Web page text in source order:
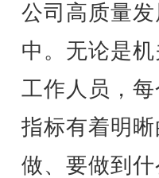
公司高质量
中。无论是
工作人员，
指标有着明
做、要做到